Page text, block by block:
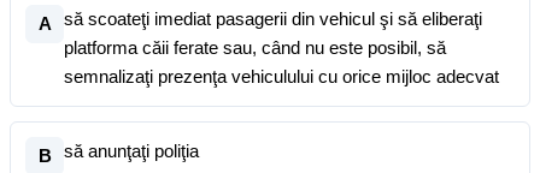
A
să scoateţi imediat pasagerii din vehicul şi să eliberaţi
platforma căii ferate sau, când nu este posibil, să
semnalizaţi prezenţa vehiculului cu orice mijloc adecvat
B să anunţaţi poliţia